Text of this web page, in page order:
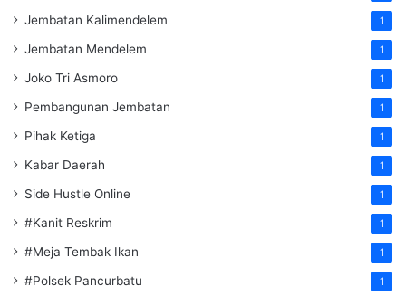
Jembatan Kalimendelem 1
Jembatan Mendelem 1
Joko Tri Asmoro 1
Pembangunan Jembatan 1
Pihak Ketiga 1
Kabar Daerah 1
Side Hustle Online 1
#Kanit Reskrim 1
#Meja Tembak Ikan 1
#Polsek Pancurbatu 1